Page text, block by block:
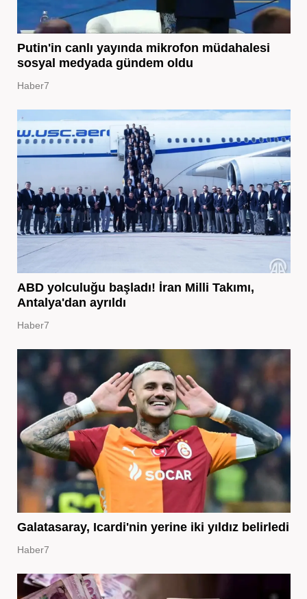
Putin'in canlı yayında mikrofon müdahalesi
sosyal medyada gündem oldu
Haber7
ABD yolculuğu başladı! İran Milli Takımı,
Antalya'dan ayrıldı
Haber7
Galatasaray, Icardi'nin yerine iki yıldız belirledi
Haber7